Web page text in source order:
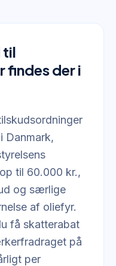
til
findes der i
Danmark,
til 60.000 kr.,
og særlige
af oliefyr.
få skatterabat
på
per